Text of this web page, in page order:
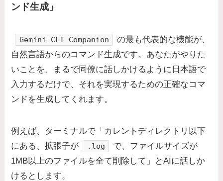
ンド生成」
Gemini CLI Companion
の最も代表的な機能が、
自然言語からのコマンド生成です。あなたがやりた
いことを、まるで同僚に話しかけるように日本語で
入力するだけで、それを実現するための正確なコマ
ンドを生成してくれます。
例えば、ターミナルで「カレントディレクトリ以下
にある、拡張子が
.log
で、ファイルサイズが
1MB以上のファイルを全て削除して」とAIに話しか
けるとします。